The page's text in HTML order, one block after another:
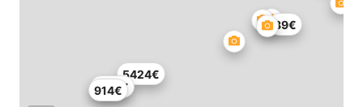
5424€
89€
914€
1712€